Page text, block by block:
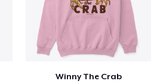
Winny The Crab